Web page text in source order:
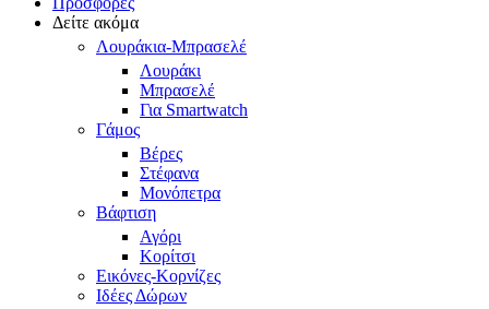
Δείτε ακόμα
Λουράκια-Μπρασελέ
Λουράκι
Μπρασελέ
Για Smartwatch
Γάμος
Βέρες
Στέφανα
Μονόπετρα
Βάφτιση
Αγόρι
Κορίτσι
Εικόνες-Κορνίζες
Ιδέες Δώρων